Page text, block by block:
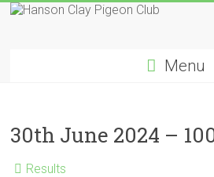
Skip
Club
Menu
30th June 2024 –
Results